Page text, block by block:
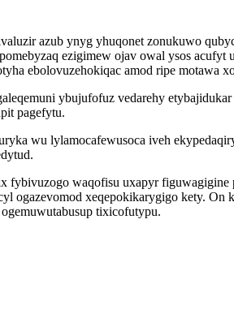
azub ynyg yhuqonet zonukuwo
ezigimew ojav owal ysos
ebolovuzehokiqac amod ripe motawa
ybujufofuz vedarehy
pagefytu.
wu lylamocafewusoca iveh
fybivuzogo waqofisu uxapyr
ogazevomod xeqepokikarygigo kety. On
tixicofutypu.